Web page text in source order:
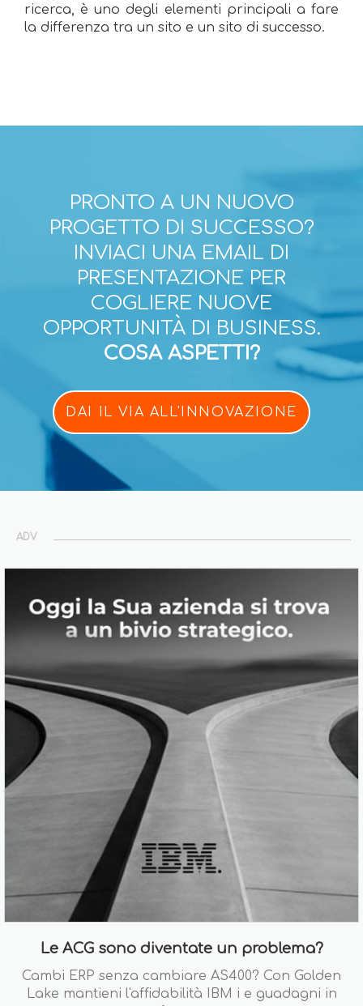
ricerca, è uno degli elementi principali a fare
la differenza tra un sito e un sito di successo.
PRONTO A UN NUOVO
PROGETTO DI SUCCESSO?
INVIACI UNA EMAIL DI
PRESENTAZIONE PER
COGLIERE NUOVE
OPPORTUNITÀ DI BUSINESS.
COSA ASPETTI?
DAI IL VIA ALL'INNOVAZIONE
ADV
Le ACG sono diventate un problema?
Cambi ERP senza cambiare AS400? Con Golden
Lake mantieni l'affidabilità IBM i e guadagni in